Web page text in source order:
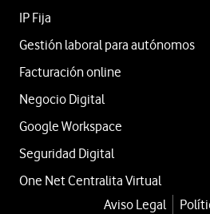
IP Fija
Gestión laboral para autónomos
Facturación online
Negocio Digital
Google Workspace
Seguridad Digital
One Net Centralita Virtual
Aviso Legal